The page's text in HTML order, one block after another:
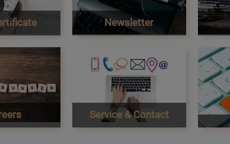
Newsletter
Service & Contact